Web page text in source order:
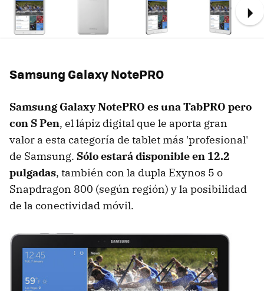
Samsung Galaxy NotePRO
Samsung Galaxy NotePRO es una TabPRO pero
con S Pen, el lápiz digital que le aporta gran
valor a esta categoría de tablet más 'profesional'
de Samsung. Sólo estará disponible en 12.2
pulgadas, también con la dupla Exynos 5 o
Snapdragon 800 (según región) y la posibilidad
de la conectividad móvil.